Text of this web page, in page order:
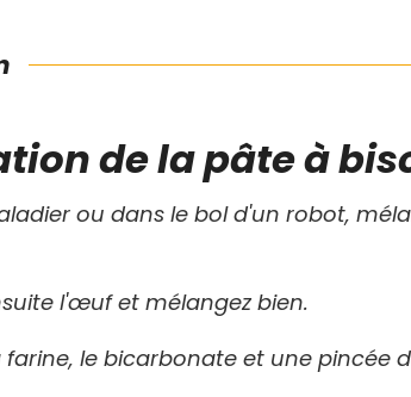
de la pâte à
ou dans le bol d'un robot,
l'œuf et mélangez bien.
farine, le bicarbonate et une pincée